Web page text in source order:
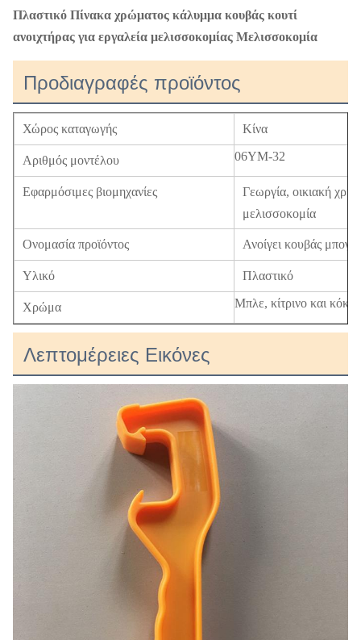
Πλαστικό Πίνακα χρώματος κάλυμμα κουβάς κουτί
ανοιχτήρας για εργαλεία μελισσοκομίας Μελισσοκομία
Προδιαγραφές προϊόντος
Χώρος καταγωγής Κίνα
Αριθμός μοντέλου 06YM-32
Εφαρμόσιμες βιομηχανίες
Γεωργία, οικιακή
μελισσοκομία
Ονομασία προϊόντος Ανοίγει κουβάς
Υλικό Πλαστικό
Χρώμα Μπλε, κίτρινο και
Λεπτομέρειες Εικόνες